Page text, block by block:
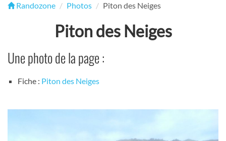
Randozone Photos Piton des Neiges
Piton des Neiges
Une photo de la page :
Fiche : Piton des Neiges